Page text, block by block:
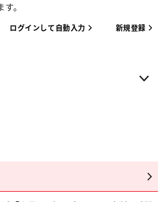
。
ログインして自動入力 新規登録